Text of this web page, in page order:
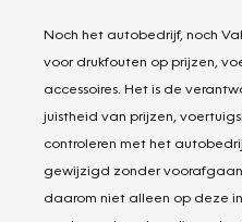
Noch het autobedrijf, noch
voor drukfouten op prijzen,
accessoires. Het is de
juistheid van prijzen,
controleren met het
gewijzigd zonder
daarom niet alleen op deze